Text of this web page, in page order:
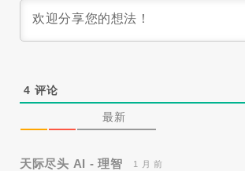
4 评论
最新
天际尽头 AI - 理智 1 月 前